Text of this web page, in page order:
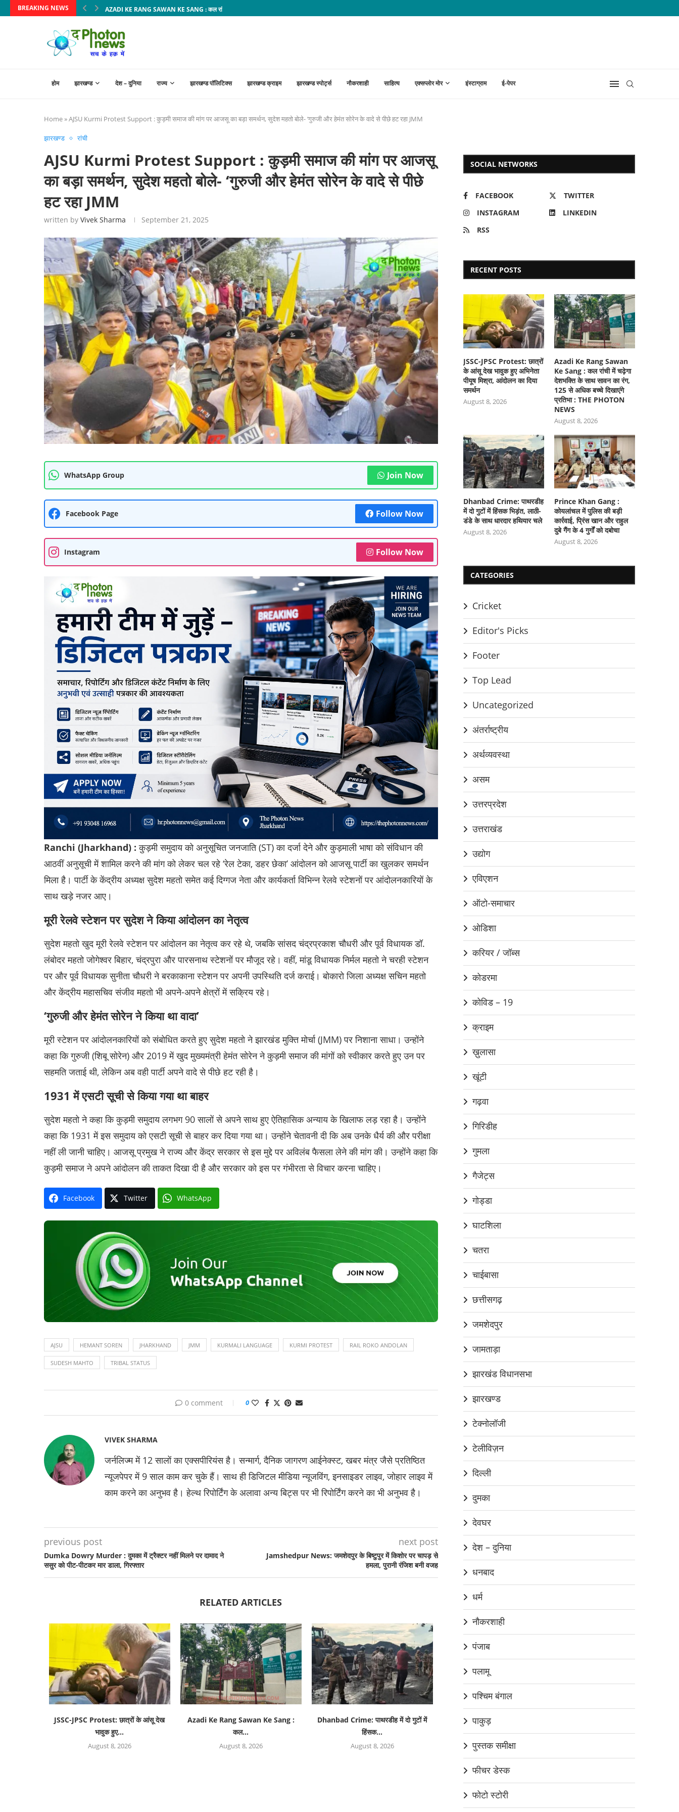
BREAKING NEWS AZADI KE RANG SAWAN KE SANG : कल रांची में चढ़ेगा देशभक्ति के साथ सावन...
होम झारखण्ड देश – दुनिया राज्य झारखण्ड पॉलिटिक्स झारखण्ड क्राइम झारखण्ड स्पोर्ट्स नौकरशाही साहित्य एक्सप्लोर मोर इंस्टाग्राम ई-पेपर
Home»AJSU Kurmi Protest Support : कुड़मी समाज की मांग पर आजसू का बड़ा समर्थन, सुदेश महतो बोले- ‘गुरुजी और हेमंत सोरेन के वादे से पीछे हट रहा JMM⁩
झारखण्ड रांची
AJSU Kurmi Protest Support : कुड़मी समाज की मांग पर आजसू
का बड़ा समर्थन, सुदेश महतो बोले- ‘गुरुजी और हेमंत सोरेन के वादे से पीछे
हट रहा JMM⁩
written by Vivek Sharma September 21, 2025
WhatsApp Group Join Now
Facebook Page Follow Now
Instagram Follow Now
Ranchi (Jharkhand) :कुड़मी समुदाय को अनुसूचित जनजाति (ST) का दर्जा देने और कुड़माली भाषा को संविधान की
आठवीं अनुसूची में शामिल करने की मांग को लेकर चल रहे ‘रेल टेका, डहर छेका’ आंदोलन को आजसू पार्टी का खुलकर समर्थन
मिला है। पार्टी के केंद्रीय अध्यक्ष सुदेश महतो समेत कई दिग्गज नेता और कार्यकर्ता विभिन्न रेलवे स्टेशनों पर आंदोलनकारियों के
साथ खड़े नजर आए।
मूरी रेलवे स्टेशन पर सुदेश ने किया आंदोलन का नेतृत्व
सुदेश महतो खुद मूरी रेलवे स्टेशन पर आंदोलन का नेतृत्व कर रहे थे, जबकि सांसद चंद्रप्रकाश चौधरी और पूर्व विधायक डॉ.
लंबोदर महतो जोगेश्वर बिहार, चंद्रपुरा और पारसनाथ स्टेशनों पर मौजूद रहे। वहीं, मांडू विधायक निर्मल महतो ने चरही स्टेशन
पर और पूर्व विधायक सुनीता चौधरी ने बरकाकाना स्टेशन पर अपनी उपस्थिति दर्ज कराई। बोकारो जिला अध्यक्ष सचिन महतो
और केंद्रीय महासचिव संजीव महतो भी अपने-अपने क्षेत्रों में सक्रिय रहे।
‘गुरुजी और हेमंत सोरेन ने किया था वादा’
मूरी स्टेशन पर आंदोलनकारियों को संबोधित करते हुए सुदेश महतो ने झारखंड मुक्ति मोर्चा (JMM) पर निशाना साधा। उन्होंने
कहा कि गुरुजी (शिबू सोरेन) और 2019 में खुद मुख्यमंत्री हेमंत सोरेन ने कुड़मी समाज की मांगों को स्वीकार करते हुए उन पर
सहमति जताई थी, लेकिन अब वही पार्टी अपने वादे से पीछे हट रही है।
1931 में एसटी सूची से किया गया था बाहर
सुदेश महतो ने कहा कि कुड़मी समुदाय लगभग 90 सालों से अपने साथ हुए ऐतिहासिक अन्याय के खिलाफ लड़ रहा है। उन्होंने
कहा कि 1931 में इस समुदाय को एसटी सूची से बाहर कर दिया गया था। उन्होंने चेतावनी दी कि अब उनके धैर्य की और परीक्षा
नहीं ली जानी चाहिए। आजसू प्रमुख ने राज्य और केंद्र सरकार से इस मुद्दे पर अविलंब फैसला लेने की मांग की। उन्होंने कहा कि
कुड़मी समाज ने अपने आंदोलन की ताकत दिखा दी है और सरकार को इस पर गंभीरता से विचार करना चाहिए।
Facebook Twitter WhatsApp
AJSU HEMANT SOREN JHARKHAND JMM KURMALI LANGUAGE KURMI PROTEST RAIL ROKO ANDOLAN
SUDESH MAHTO TRIBAL STATUS
0 comment 0
VIVEK SHARMA
जर्नलिज्म में 12 सालों का एक्सपीरियंस है। सन्मार्ग, दैनिक जागरण आईनेक्स्ट, खबर मंत्र जैसे प्रतिष्ठित
न्यूजपेपर में 9 साल काम कर चुके हैं। साथ ही डिजिटल मीडिया न्यूजविंग, इनसाइडर लाइव, जोहार लाइव में
काम करने का अनुभव है। हेल्थ रिपोर्टिंग के अलावा अन्य बिट्स पर भी रिपोर्टिंग करने का भी अनुभव है।
previous post
Dumka Dowry Murder : दुमका में ट्रैक्टर नहीं मिलने पर दामाद ने
ससुर को पीट-पीटकर मार डाला, गिरफ्तार
next post
Jamshedpur News: जमशेदपुर के बिष्टुपुर में किशोर पर चापड़ से
हमला, पुरानी रंजिश बनी वजह
RELATED ARTICLES
JSSC-JPSC Protest: छात्रों के आंसू देख
भावुक हुए...
August 8, 2026
Azadi Ke Rang Sawan Ke Sang :
कल...
August 8, 2026
Dhanbad Crime: पाथरडीह में दो गुटों में
हिंसक...
August 8, 2026
SOCIAL NETWORKS
FACEBOOK
TWITTER
INSTAGRAM
LINKEDIN
RSS
RECENT POSTS
JSSC-JPSC Protest: छात्रों
के आंसू देख भावुक हुए अभिनेता
पीयूष मिश्रा, आंदोलन का दिया
समर्थन
August 8, 2026
Azadi Ke Rang Sawan
Ke Sang : कल रांची में चढ़ेगा
देशभक्ति के साथ सावन का रंग,
125 से अधिक बच्चे दिखाएंगे
प्रतिभा : THE PHOTON
NEWS
August 8, 2026
Dhanbad Crime: पाथरडीह
में दो गुटों में हिंसक भिड़ंत, लाठी-
डंडे के साथ धारदार हथियार चले
August 8, 2026
Prince Khan Gang :
कोयलांचल में पुलिस की बड़ी
कार्रवाई, प्रिंस खान और राहुल
दुबे गैंग के 4 गुर्गों को दबोचा
August 8, 2026
CATEGORIES
Cricket
Editor's Picks
Footer
Top Lead
Uncategorized
अंतर्राष्ट्रीय
अर्थव्यवस्था
असम
उत्तरप्रदेश
उत्तराखंड
उद्योग
एविएशन
ऑटो-समाचार
ओडिशा
करियर / जॉब्स
कोडरमा
कोविड – 19
क्राइम
ख़ुलासा
खूंटी
गढ़वा
गिरिडीह
गुमला
गैजेट्स
गोड्डा
घाटशिला
चतरा
चाईबासा
छत्तीसगढ़
जमशेदपुर
जामताड़ा
झारखंड विधानसभा
झारखण्ड
टेक्नोलॉजी
टेलीविज़न
दिल्ली
दुमका
देवघर
देश – दुनिया
धनबाद
धर्म
नौकरशाही
पंजाब
पलामू
पश्चिम बंगाल
पाकुड़
पुस्तक समीक्षा
फीचर डेस्क
फोटो स्टोरी